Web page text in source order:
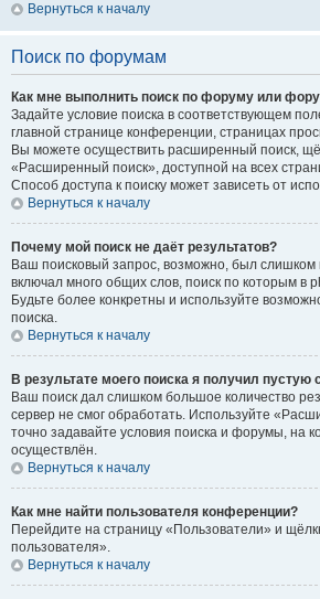
Вернуться к началу
Поиск по форумам
Как мне выполнить поиск по форуму или
Задайте условие поиска в соответствующем
главной странице конференции, страницах
Вы можете осуществить расширенный поиск,
«Расширенный поиск», доступной на всех
Способ доступа к поиску может зависеть от
Вернуться к началу
Почему мой поиск не даёт результатов?
Ваш поисковый запрос, возможно, был
включал много общих слов, поиск по которым в
Будьте более конкретны и используйте
поиска.
Вернуться к началу
В результате моего поиска я получил пустую
Ваш поиск дал слишком большое количество
сервер не смог обработать. Используйте
точно задавайте условия поиска и форумы, на
осуществлён.
Вернуться к началу
Как мне найти пользователя конференции?
Перейдите на страницу «Пользователи» и
пользователя».
Вернуться к началу